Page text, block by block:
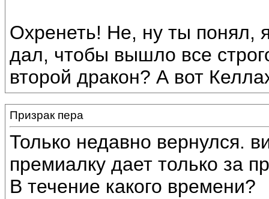
Охренеть! Не, ну ты понял,
дал, чтобы вышло все
второй дракон? А вот
Призрак пера
Только недавно вернулся.
премиалку дает только за
В течение какого времени?